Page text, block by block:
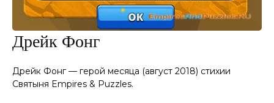
Дрейк Фонг
Дрейк Фонг — герой месяца (август 2018) стихии
Святыня Empires & Puzzles.